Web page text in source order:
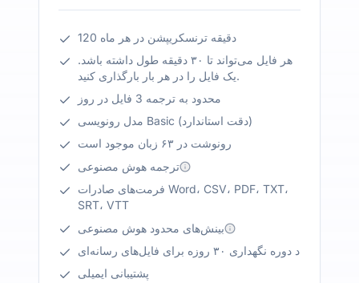
120 دقیقه ترنسکریپشن در هر ماه
هر فایل می‌تواند تا ۳۰ دقیقه طول داشته باشد.
یک فایل را در هر بار بارگذاری کنید.
محدود به ترجمه 3 فایل در روز
مدل رونویسی Basic (دقت استاندارد)
رونوشت در ۶۳ زبان موجود است
ترجمه هوش مصنوعی
فرمت‌های صادرات Word، CSV، PDF، TXT،
SRT، VTT
بینش‌های محدود هوش مصنوعی
د دوره نگهداری ۳۰ روزه برای فایل‌های رسانه‌ای
پشتیبانی ایمیلی